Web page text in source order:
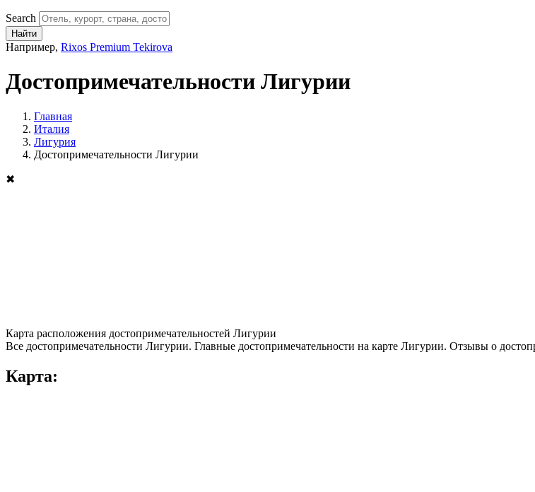
Search
Найти
Например, Rixos Premium Tekirova
Достопримечательности Лигурии
Главная
Италия
Лигурия
Достопримечательности Лигурии
✖
Карта расположения достопримечательностей Лигурии
Все достопримечательности Лигурии. Главные достопримечательности на карте Лигурии. Отзывы о
Карта: